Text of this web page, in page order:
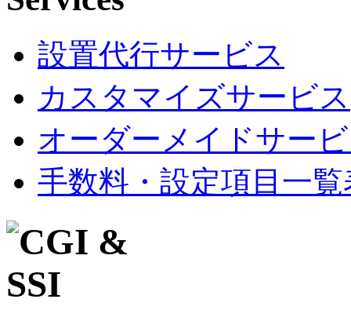
設置代行サービス
カスタマイズサービス
オーダーメイドサー
手数料・設定項目一覧